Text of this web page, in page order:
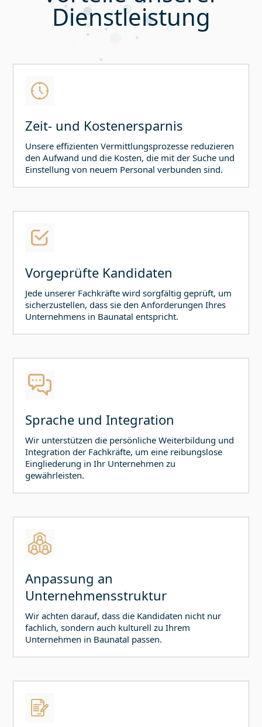
Dienstleistung
Zeit- und Kostenersparnis
Unsere effizienten Vermittlungsprozesse reduzieren
den Aufwand und die Kosten, die mit der Suche und
Einstellung von neuem Personal verbunden sind.
Vorgeprüfte Kandidaten
Jede unserer Fachkräfte wird sorgfältig geprüft, um
sicherzustellen, dass sie den Anforderungen Ihres
Unternehmens in Baunatal entspricht.
Sprache und Integration
Wir unterstützen die persönliche Weiterbildung und
Integration der Fachkräfte, um eine reibungslose
Eingliederung in Ihr Unternehmen zu
gewährleisten.
Anpassung an
Unternehmensstruktur
Wir achten darauf, dass die Kandidaten nicht nur
fachlich, sondern auch kulturell zu Ihrem
Unternehmen in Baunatal passen.